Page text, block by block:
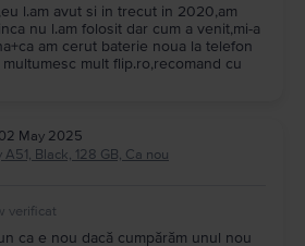
l.am avut si in trecut in 2020,am
nu l.am folosit dar cum a venit,mi-a
am cerut baterie noua la telefon
mult flip.ro,recomand cu
02 May 2025
Black, 128 GB, Ca nou
verificat
ca e nou dacă cumpărăm unul nou